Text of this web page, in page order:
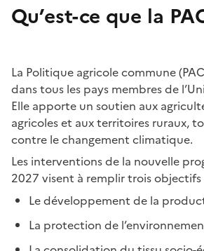
Qu’est-ce que la
La Politique agricole commune
dans tous les pays membres de
Elle apporte un soutien aux
agricoles et aux territoires ruraux,
contre le changement climatique.
Les interventions de la nouvelle
2027 visent à remplir trois objectifs
Le développement de la
La protection de